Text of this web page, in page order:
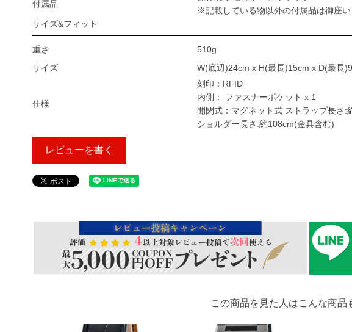
付属品
※記載している物以外の付属品は御座
サイズ&フィット
重さ
510g
サイズ
W(底辺)24cm x H(最長)15cm x D(最長
仕様
刻印：RFID
内側： ファスナーポケット x 1
開閉式：マグネット式 ストラップ長さ:
ショルダー長さ:約108cm(金具含む)
レビューを書く
この商品を見た人はこんな商品